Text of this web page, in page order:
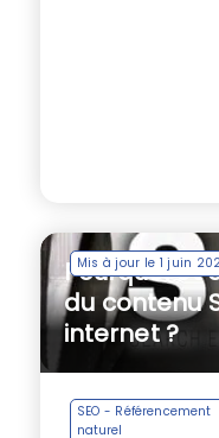
Mis à jour le 1 juin
Pourquoi et
du contenu
internet ?
SEO - Référencement
naturel